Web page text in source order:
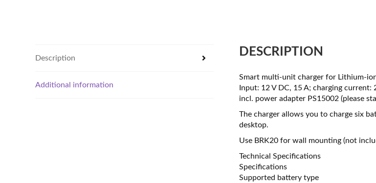
Description
Additional information
DESCRIPTION
Smart multi-unit charger for Lithium-
Input: 12 V DC, 15 A; charging current:
incl. power adapter PS15002 (please
The charger allows you to charge six
desktop.
Use BRK20 for wall mounting (not
Technical Specifications
Specifications
Supported battery type